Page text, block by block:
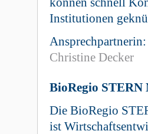
Institutionen
Ansprechpartnerin:
Christine Decker
BioRegio STERN
Die BioRegio
ist